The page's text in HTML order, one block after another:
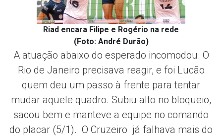
Riad encara Filipe e Rogério na rede
(Foto: André Durão)
A atuação abaixo do esperado incomodou. O
Rio de Janeiro precisava reagir, e foi Lucão
quem deu um passo à frente para tentar
mudar aquele quadro. Subiu alto no bloqueio,
sacou bem e manteve a equipe no comando
do placar (5/1). O Cruzeiro já falhava mais do